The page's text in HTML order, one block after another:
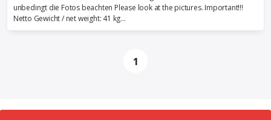
unbedingt die Fotos beachten Please look at the pictures. Important!!!
Netto Gewicht / net weight: 41 kg...
1